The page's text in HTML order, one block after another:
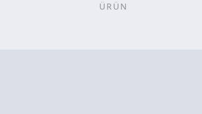
ÜRÜN